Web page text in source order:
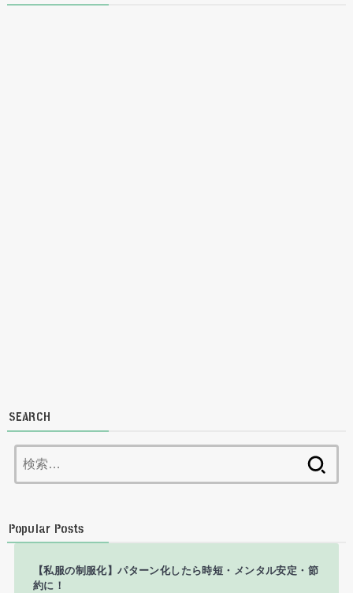
SEARCH
索:
Popular Posts
【私服の制服化】パターン化したら時短・メンタル安定・節
約に！